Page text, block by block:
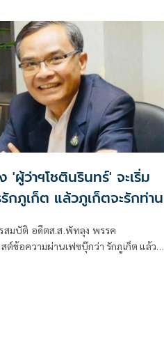
าฯโชตินรินทร์' จะเริ่ม
กภูเก็ต แล้วภูเก็ตจะรักท่าน
มบัติ อดีตส.ส.พัทลุง พรรค
วามผ่านเฟซบุ๊กว่า รักภูเก็ต แล้ว